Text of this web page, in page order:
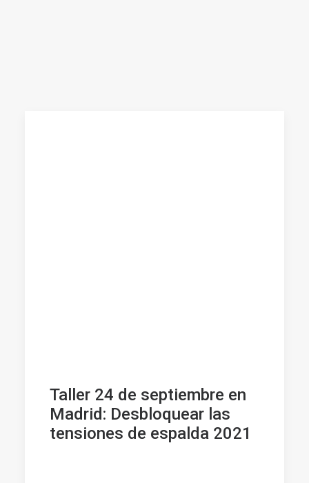
Taller 24 de septiembre en
Madrid: Desbloquear las
tensiones de espalda 2021